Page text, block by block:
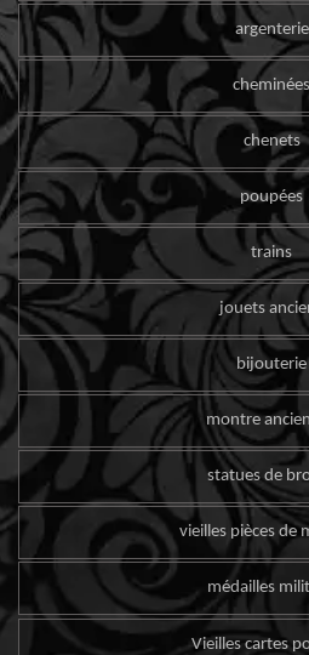
argenterie
cheminées
chenets
poupées
trains
jouets
bijouterie
montre
statues de
vieilles pièces de
médailles
Vieilles cartes